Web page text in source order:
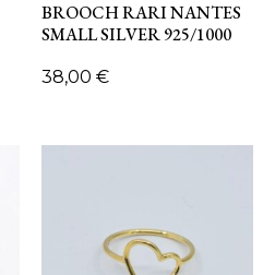
BROOCH RARI NANTES
SMALL SILVER 925/1000
38,00 €